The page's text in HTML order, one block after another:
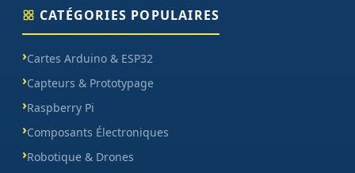
CATÉGORIES POPULAIRES
Cartes Arduino & ESP32
Capteurs & Prototypage
Raspberry Pi
Composants Électroniques
Robotique & Drones